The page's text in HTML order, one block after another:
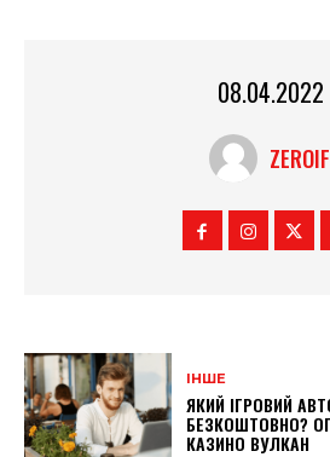
08.04.2022
ZEROIF
ІНШЕ
ЯКИЙ ІГРОВИЙ
БЕЗКОШТОВНО?
КАЗИНО ВУЛКАН